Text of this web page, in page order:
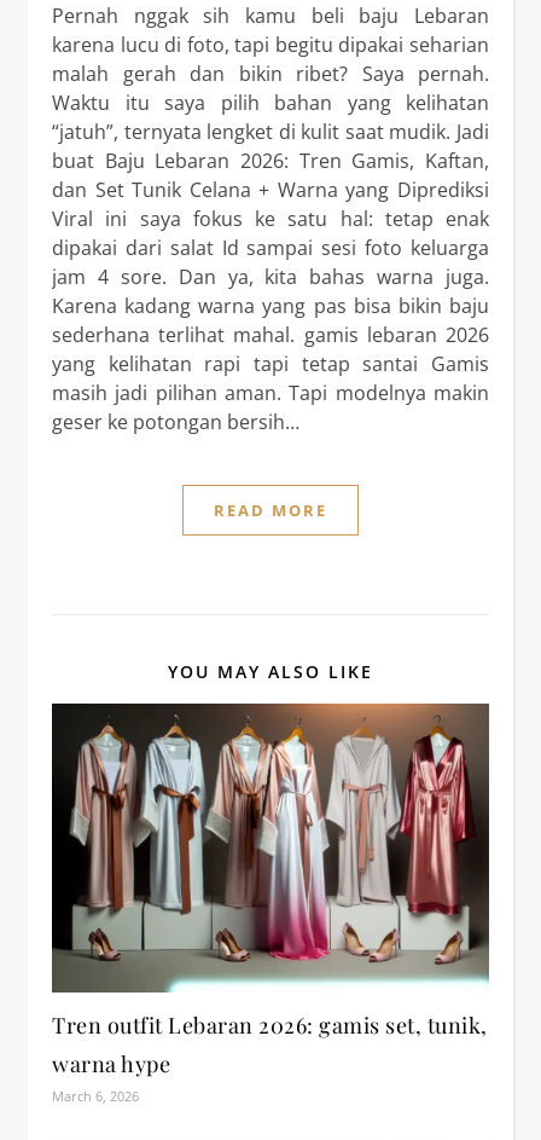
Pernah nggak sih kamu beli baju Lebaran
karena lucu di foto, tapi begitu dipakai seharian
malah gerah dan bikin ribet? Saya pernah.
Waktu itu saya pilih bahan yang kelihatan
“jatuh”, ternyata lengket di kulit saat mudik. Jadi
buat Baju Lebaran 2026: Tren Gamis, Kaftan,
dan Set Tunik Celana + Warna yang Diprediksi
Viral ini saya fokus ke satu hal: tetap enak
dipakai dari salat Id sampai sesi foto keluarga
jam 4 sore. Dan ya, kita bahas warna juga.
Karena kadang warna yang pas bisa bikin baju
sederhana terlihat mahal. gamis lebaran 2026
yang kelihatan rapi tapi tetap santai Gamis
masih jadi pilihan aman. Tapi modelnya makin
geser ke potongan bersih…
READ MORE
YOU MAY ALSO LIKE
Tren outfit Lebaran 2026: gamis set, tunik,
warna hype
March 6, 2026